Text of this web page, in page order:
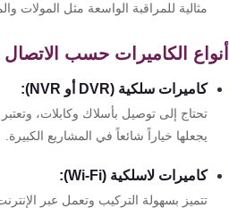
مثالية للمراقبة الواسعة مثل المولات
الكاميرات حسب الاتصال
كاميرات سلكية (DVR أو NVR):
تحتاج إلى توصيل بأسلاك وكابلات، وتعتبر
يجعلها خياراً شائعاً في المشاريع الكبيرة.
كاميرات لاسلكية (Wi-Fi):
تتميز بسهولة التركيب وتعمل عبر الإنترنت،